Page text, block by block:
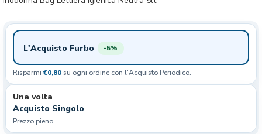
L'Acquisto Furbo -5%
Risparmi €0,80 su ogni ordine con l'Acquisto Periodico.
Una volta
Acquisto Singolo
Prezzo pieno